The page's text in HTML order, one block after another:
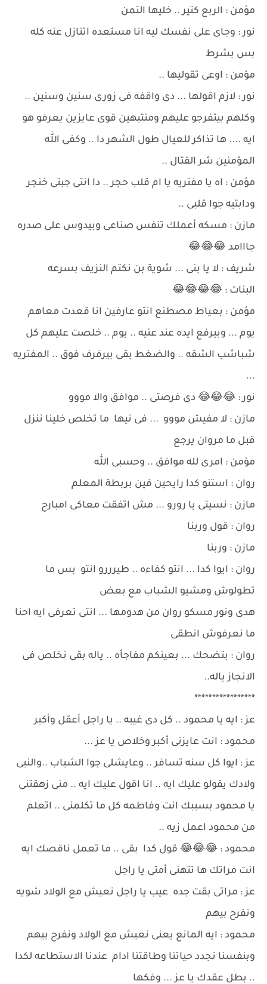
مؤمن : الربع كتير .. خليها التمن
نور : وجاى على نفسك ليه انا مستعده اتنازل عنه كله
بس بشرط
مؤمن : اوعى تقوليها ..
نور : لازم اقولها ... دى واقفه فى زورى سنين وسنين ..
وكلهم بيتفرجو عليهم ومنتبهين قوى عايزين يعرفو هو
ايه .... ها تذاكر للعيال طول الشهر دا .. وكفى الله
المؤمنين شر القتال ..
مؤمن : اه يا مفتريه يا ام قلب حجر .. دا انتى جبتى خنجر
ودابتيه جوا قلبى ..
مازن : مسكه أعملك تنفس صناعى وبيدوس على صدره
جااامد 😂😂😂
شريف : لا يا بنى ... شوية بن نكتم النزيف بسرعه
البنات : 😂😂😂😂
مؤمن : بعياط مصطنع انتو عارفين انا قعدت معاهم
يوم ... وبيرفع ايده عند عنيه .. يوم .. خلصت عليهم كل
شباشب الشقه .. والضغط بقى بيرفرف فوق .. المفتريه
...
نور : 😂😂😂 دى فرصتى .. موافق والا مووو
مازن : لا مفيش مووو ... فى نيها ما تخلص خلينا ننزل
قبل ما مروان يرجع
مؤمن : امرى لله موافق .. وحسبى الله
روان : استنو كدا رايحين فين بربطة المعلم
مازن : نسيتى يا رورو ... مش اتفقت معاكى امبارح
روان : قول وربنا
مازن : وربنا
روان : ايوا كدا ... انتو كفاءه .. طيرررو انتو بس ما
تطولوش ومشيو الشباب مع بعض
هدى ونور مسكو روان من هدومها ... انتى تعرفى ايه احنا
ما نعرفوش انطقى
روان : بتضحك ... بعينكم مفاجأه .. ياله بقى نخلص فى
الانجاز ياله..
*****************
عز : ايه يا محمود .. كل دى غيبه .. يا راجل أعقل وأكبر
محمود : انت عايزنى أكبر وخلاص يا عز ...
عز : ايوا كل سنه تسافر .. وعايشلى جوا الشباب ..والنبى
ولادك يقولو عليك ايه .. انا اقول عليك ايه .. منى زهقتنى
يا محمود بسببك انت وفاطمه كل ما تكلمنى .. اتعلم
من محمود اعمل زيه ..
محمود : 😂😂😂 قول كدا بقى .. ما تعمل ناقصك ايه
انت مراتك ها تتهنى أمتى يا راجل
عز : مراتى بقت جده عيب يا راجل نعيش مع الولاد شويه
ونفرح بيهم
محمود : ايه المانع يعنى نعيش مع الولاد ونفرح بيهم
وبنفسنا نجدد حياتنا وطاقتنا ادام عندنا الاستطاعه لكدا
.. بطل عقدك يا عز ... وفكها